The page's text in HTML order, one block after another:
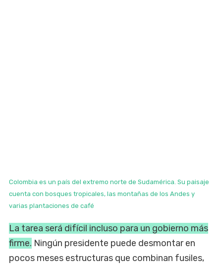
Colombia es un país del extremo norte de Sudamérica. Su paisaje
cuenta con bosques tropicales, las montañas de los Andes y
varias plantaciones de café
La tarea será difícil incluso para un gobierno más
firme. Ningún presidente puede desmontar en
pocos meses estructuras que combinan fusiles,